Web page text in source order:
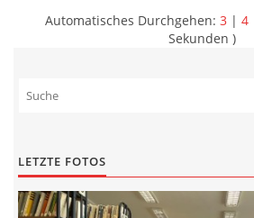
Automatisches Durchgehen: 3 | 4
Sekunden )
LETZTE FOTOS